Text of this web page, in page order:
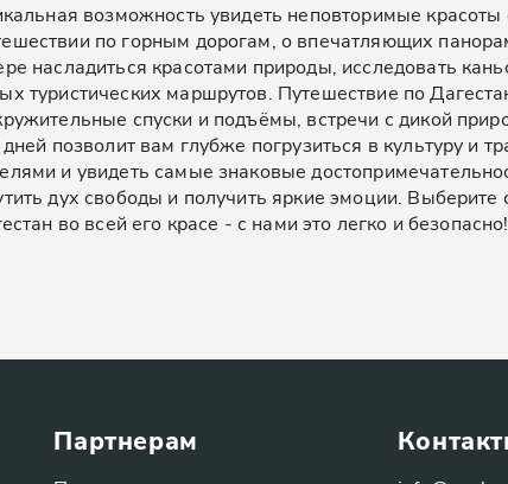
возможность увидеть неповторимые
по горным дорогам, о впечатляющих
насладиться красотами природы, исследовать
туристических маршрутов. Путешествие по
спуски и подъёмы, встречи с дикой
позволит вам глубже погрузиться в культуру и
и увидеть самые знаковые
дух свободы и получить яркие эмоции.
во всей его красе - с нами это легко и безопасно!
Партнерам